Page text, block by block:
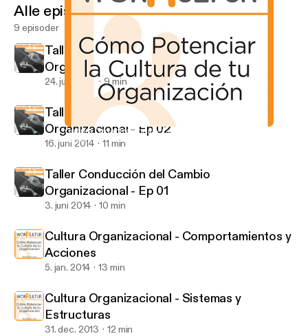
Cultura Organizacional - Comportamientos y Acciones
WorKultur
Alle episoder
9 episoder
Taller Conducción del Cambio
Organizacional - Ep 03
24. juni 2014 9 min
Taller Conducción del Cambio
Organizacional - Ep 02
16. juni 2014 11 min
Taller Conducción del Cambio
Organizacional - Ep 01
3. juni 2014 10 min
Cultura Organizacional - Comportamientos y
Acciones
5. jan. 2014 13 min
Cultura Organizacional - Sistemas y
Estructuras
31. dec. 2013 12 min